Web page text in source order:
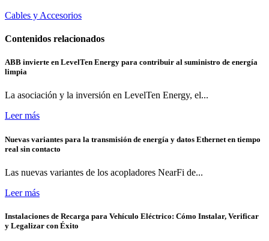
Cables y Accesorios
Contenidos relacionados
ABB invierte en LevelTen Energy para contribuir al suministro de energía
limpia
La asociación y la inversión en LevelTen Energy, el...
Leer más
Nuevas variantes para la transmisión de energía y datos Ethernet en tiempo
real sin contacto
Las nuevas variantes de los acopladores NearFi de...
Leer más
Instalaciones de Recarga para Vehículo Eléctrico: Cómo Instalar, Verificar
y Legalizar con Éxito